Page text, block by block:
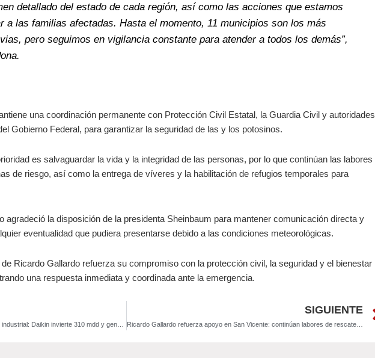
detallado del estado de cada región, así como las acciones que estamos
a las familias afectadas. Hasta el momento, 11 municipios son los más
pero seguimos en vigilancia constante para atender a todos los demás”,
una coordinación permanente con Protección Civil Estatal, la Guardia Civil y autoridades
Gobierno Federal, para garantizar la seguridad de las y los potosinos.
es salvaguardar la vida y la integridad de las personas, por lo que continúan las labores
de riesgo, así como la entrega de víveres y la habilitación de refugios temporales para
agradeció la disposición de la presidenta Sheinbaum para mantener comunicación directa y
eventualidad que pudiera presentarse debido a las condiciones meteorológicas.
Ricardo Gallardo refuerza su compromiso con la protección civil, la seguridad y el bienestar
una respuesta inmediata y coordinada ante la emergencia.
SIGUIENTE
Ricardo Gallardo refuerza apoyo en San Vicente: continúan labores de rescate y entrega de ayuda a familias afectadas por el desbordamiento del Río Moctezuma